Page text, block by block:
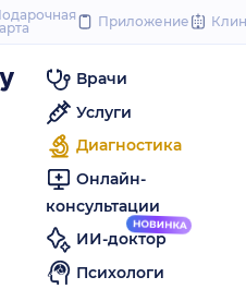
to
Приложение
Врачи
Услуги
Диагностика
Онлайн-
консультации
ИИ-доктор
Психологи